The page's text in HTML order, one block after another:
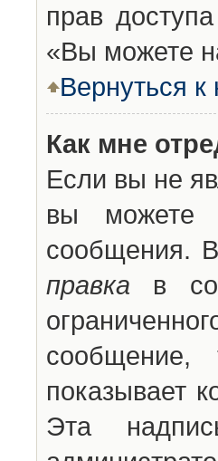
прав
«Вы можете
Вернуться к
Как мне
Если вы не
вы можете
сообщения.
правка в
сообщение,
показывает
Эта